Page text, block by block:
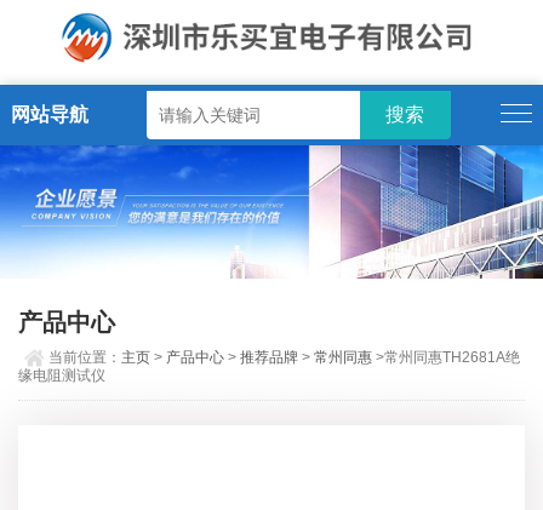
网站导航
产品中心
当前位置： 主页 > 产品中心 >推荐品牌 >常州同惠 >常州同惠TH2681A绝
缘电阻测试仪